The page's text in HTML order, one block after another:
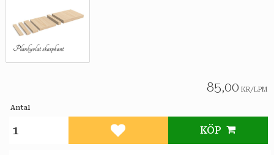
85,00 KR/LPM
Antal
KÖP
Lägg till i favoriter